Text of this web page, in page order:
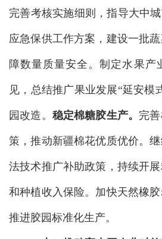
完善考核实施细则，指导大中
应急保供工作方案，建设一批
障数量质量安全。制定水果产
见，总结推广果业发展“延安模
园改造。 稳定棉糖胶生产。 完
策，推动新疆棉花优质优价。
法技术推广补助政策，持续开
和种植收入保险。加快天然橡胶
推进胶园标准化生产。